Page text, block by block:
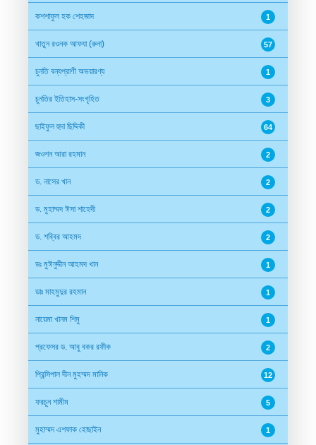
কশশাফুল হক শেহজাদ 1
খাতুন রওনক আফযা (রুনা) 57
চুনতি বন্যপ্রাণী অভয়ারণ্য 1
চুনতির ইতিহাস-সংগৃহিত 3
ছাইফুল হুদা ছিদ্দিকী 64
জওশন আরা রহমান 2
ড. নাসের খান 2
ড. মুহাম্মদ ঈসা শাহেদী 2
ড. শব্বির আহমদ 2
ডঃ মুঈনুদ্দীন আহমদ খান 1
ডাঃ মাহমুদুর রহমান 1
নায়েমা খানম শিমু 1
প্রফেসর ড. আবু বকর রফীক 2
প্রিন্সিপাল দীন মুহম্মদ মানিক 12
ফরচুন শামীম 5
মুহাম্মদ এশফাক হোছাইন 1